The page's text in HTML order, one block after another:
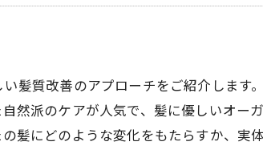
髪質改善のアプローチをご紹介しま
然派のケアが人気で、髪に優しいオ
髪にどのような変化をもたらすか、実